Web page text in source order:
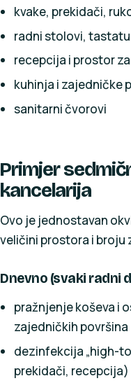
kvake, prekidači,
radni stolovi,
recepcija i prostor
kuhinja i zajedničke
sanitarni čvorovi
Primjer
kancelarija
Ovo je jednostavan
veličini prostora i broju
Dnevno (svaki radni
pražnjenje koševa i
zajedničkih površina
dezinfekcija „high-
prekidači, recepcija)